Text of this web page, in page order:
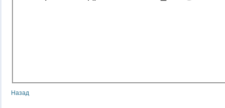
Назад